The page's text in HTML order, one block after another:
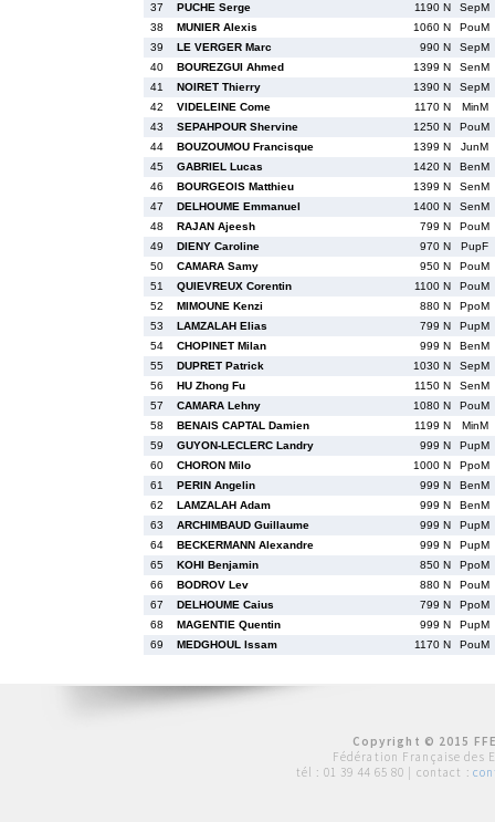
37
PUCHE Serge 1190 N
SepM
38
MUNIER Alexis 1060 N
PouM
39
LE VERGER Marc 990 N
SepM
40
BOUREZGUI Ahmed 1399 N
SenM
41
NOIRET Thierry 1390 N
SepM
42
VIDELEINE Come 1170 N
MinM
43
SEPAHPOUR Shervine 1250 N
PouM
44
BOUZOUMOU Francisque 1399 N
JunM
45
GABRIEL Lucas 1420 N
BenM
46
BOURGEOIS Matthieu 1399 N
SenM
47
DELHOUME Emmanuel 1400 N
SenM
48
RAJAN Ajeesh 799 N
PouM
49
DIENY Caroline 970 N
PupF
50
CAMARA Samy 950 N
PouM
51
QUIEVREUX Corentin 1100 N
PouM
52
MIMOUNE Kenzi 880 N
PpoM
53
LAMZALAH Elias 799 N
PupM
54
CHOPINET Milan 999 N
BenM
55
DUPRET Patrick 1030 N
SepM
56
HU Zhong Fu 1150 N
SenM
57
CAMARA Lehny 1080 N
PouM
58
BENAIS CAPTAL Damien 1199 N
MinM
59
GUYON-LECLERC Landry 999 N
PupM
60
CHORON Milo 1000 N
PpoM
61
PERIN Angelin 999 N
BenM
62
LAMZALAH Adam 999 N
BenM
63
ARCHIMBAUD Guillaume 999 N
PupM
64
BECKERMANN Alexandre 999 N
PupM
65
KOHI Benjamin 850 N
PpoM
66
BODROV Lev 880 N
PouM
67
DELHOUME Caius 799 N
PpoM
68
MAGENTIE Quentin 999 N
PupM
69
MEDGHOUL Issam 1170 N PouM
Copyright © 2015
Fédération Française des
tél : 01 39 44 65 80 | contact :